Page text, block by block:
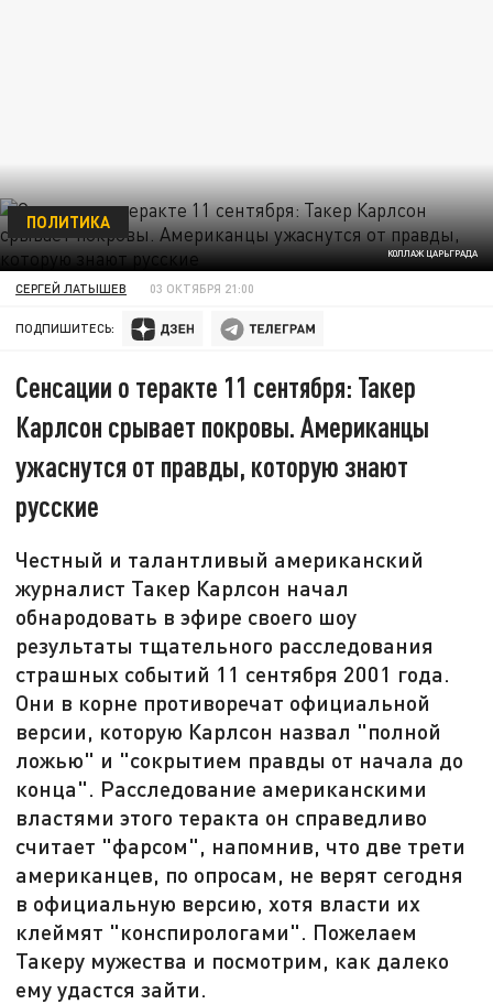
КОЛЛАЖ ЦАРЬГРАДА
ПОЛИТИКА
СЕРГЕЙ ЛАТЫШЕВ 03 ОКТЯБРЯ 21:00
ПОДПИШИТЕСЬ:
Сенсации о теракте 11 сентября: Такер
Карлсон срывает покровы. Американцы
ужаснутся от правды, которую знают
русские
Честный и талантливый американский
журналист Такер Карлсон начал
обнародовать в эфире своего шоу
результаты тщательного расследования
страшных событий 11 сентября 2001 года.
Они в корне противоречат официальной
версии, которую Карлсон назвал "полной
ложью" и "сокрытием правды от начала до
конца". Расследование американскими
властями этого теракта он справедливо
считает "фарсом", напомнив, что две трети
американцев, по опросам, не верят сегодня
в официальную версию, хотя власти их
клеймят "конспирологами". Пожелаем
Такеру мужества и посмотрим, как далеко
ему удастся зайти.